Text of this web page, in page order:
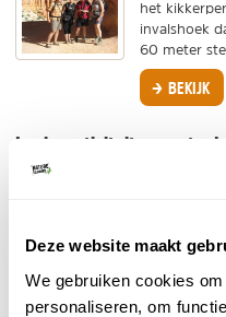
Deze website maakt
We gebruiken cookies
personaliseren, om
het
invalshoek
60 meter
BEKIJK
Leuke activiteiten om te
Wandelen,
Guide.